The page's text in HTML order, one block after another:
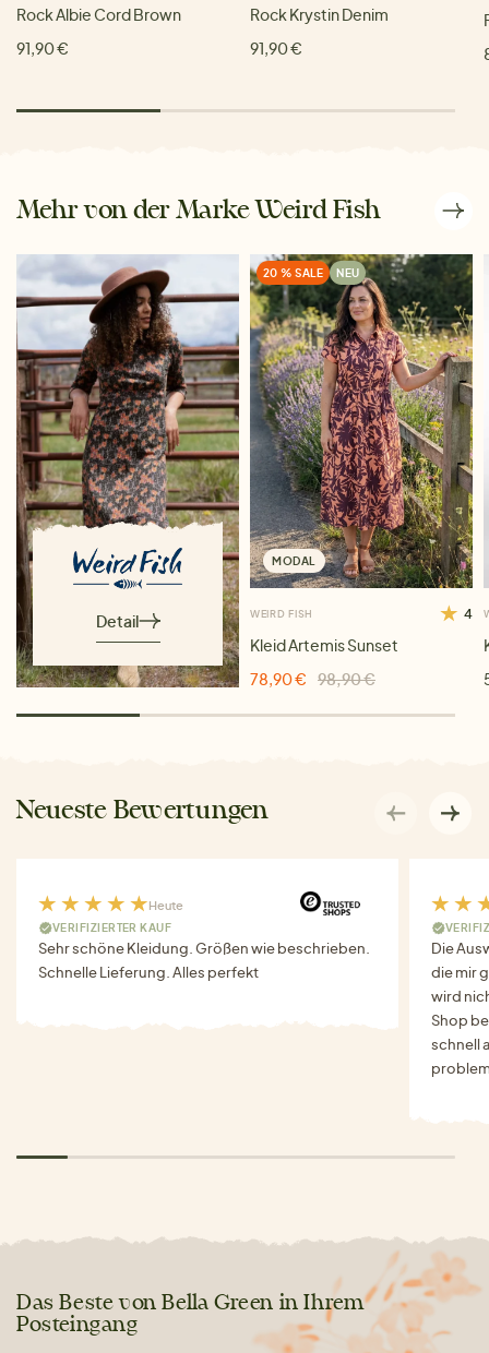
Rock Albie Cord Brown
91,90 €
Rock Krystin Denim
91,90 €
Mehr von der Marke Weird Fish
Detail
20 % SALE NEU
MODAL
WEIRD FISH 4
Kleid Artemis Sunset
78,90 €
98,90 €
Neueste Bewertungen
Heute
VERIFIZIERTER KAUF
Sehr schöne Kleidung. Größen wie beschrieben.
Schnelle Lieferung. Alles perfekt
Die
die mir
wird
Shop
schnell
Das Beste von Bella Green in Ihrem
Posteingang